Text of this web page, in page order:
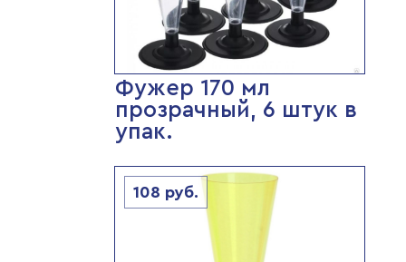
Фужер 170 мл
прозрачный, 6 штук в
упак.
108 руб.